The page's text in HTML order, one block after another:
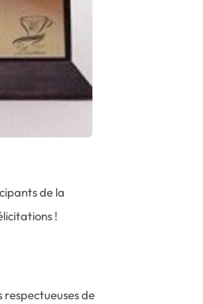
de la
!
respectueuses de